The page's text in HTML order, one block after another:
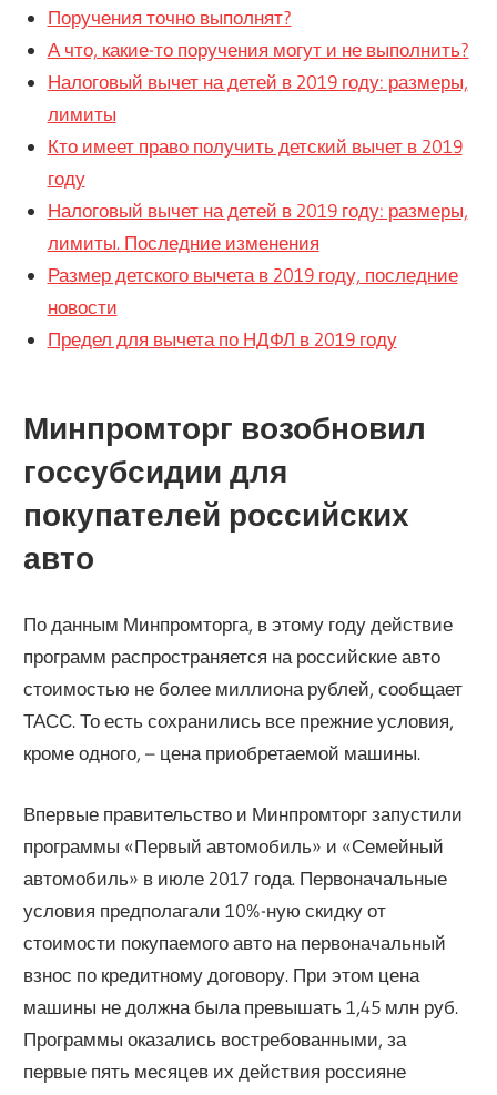
Поручения точно выполнят?
А что, какие-то поручения могут и не выполнить?
Налоговый вычет на детей в 2019 году: размеры,
лимиты
Кто имеет право получить детский вычет в 2019
году
Налоговый вычет на детей в 2019 году: размеры,
лимиты. Последние изменения
Размер детского вычета в 2019 году, последние
новости
Предел для вычета по НДФЛ в 2019 году
Минпромторг возобновил
госсубсидии для
покупателей российских
авто
По данным Минпромторга, в этому году действие
программ распространяется на российские авто
стоимостью не более миллиона рублей, сообщает
ТАСС. То есть сохранились все прежние условия,
кроме одного, – цена приобретаемой машины.
Впервые правительство и Минпромторг запустили
программы «Первый автомобиль» и «Семейный
автомобиль» в июле 2017 года. Первоначальные
условия предполагали 10%-ную скидку от
стоимости покупаемого авто на первоначальный
взнос по кредитному договору. При этом цена
машины не должна была превышать 1,45 млн руб.
Программы оказались востребованными, за
первые пять месяцев их действия россияне